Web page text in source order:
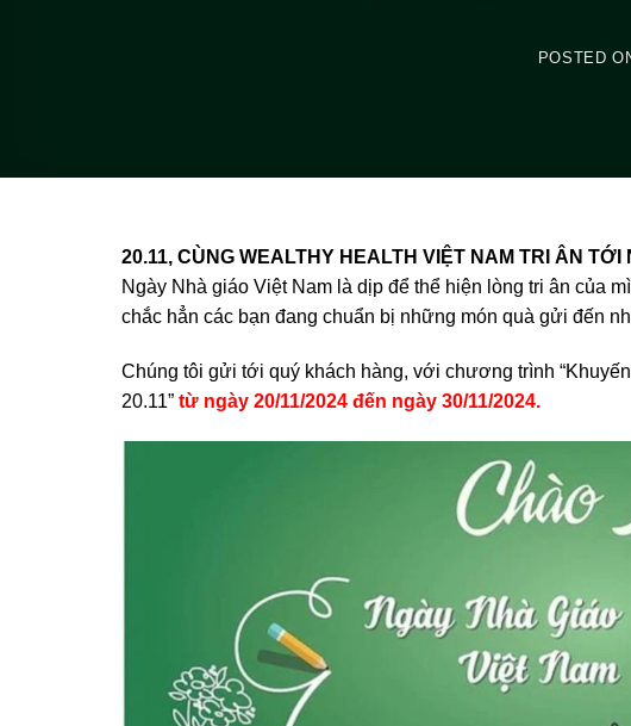
POSTED
20.11, CÙNG WEALTHY HEALTH VIỆT NAM TRI ÂN
Ngày Nhà giáo Việt Nam là dịp để thể hiện lòng tri ân của
chắc hẳn các bạn đang chuẩn bị những món quà gửi đến
Chúng tôi gửi tới quý khách hàng, với chương trình
20.11” từ ngày 20/11/2024 đến ngày 30/11/2024.